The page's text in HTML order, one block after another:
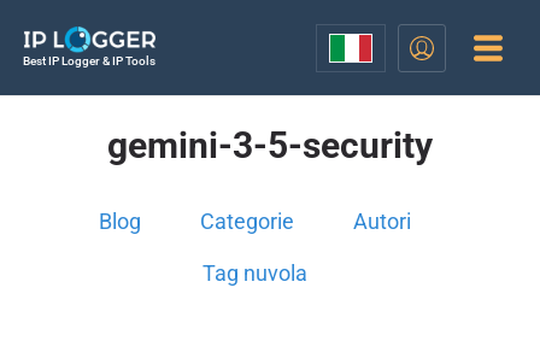
Best IP Logger & IP Tools
gemini-3-5-security
Blog Categorie Autori
Tag nuvola